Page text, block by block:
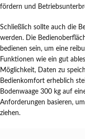
fördern und
Schließlich sollte auch die
werden. Die
bedienen sein, um eine
Funktionen wie ein gut
Möglichkeit, Daten zu
Bedienkomfort erheblich
Bodenwaage 300 kg auf
Anforderungen basieren,
ziehen.